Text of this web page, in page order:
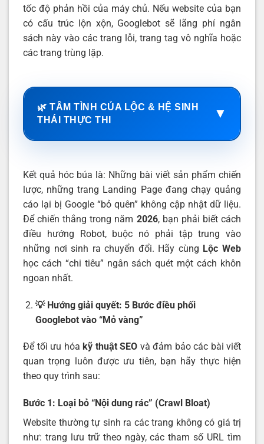
tốc độ phản hồi của máy chủ. Nếu website của bạn
có cấu trúc lộn xộn, Googlebot sẽ lãng phí ngân
sách này vào các trang lỗi, trang tag vô nghĩa hoặc
các trang trùng lặp.
🌿 TÂM TÌNH CỦA LỘC & HỆ SINH
THÁI THỰC THI
▼
Kết quả hóc búa là: Những bài viết sản phẩm chiến
lược, những trang Landing Page đang chạy quảng
cáo lại bị Google “bỏ quên” không cập nhật dữ liệu.
Để chiến thắng trong năm 2026, bạn phải biết cách
điều hướng Robot, buộc nó phải tập trung vào
những nơi sinh ra chuyển đổi. Hãy cùng Lộc Web
học cách “chi tiêu” ngân sách quét một cách khôn
ngoan nhất.
💡 Hướng giải quyết: 5 Bước điều phối
Googlebot vào “Mỏ vàng”
Để tối ưu hóa kỹ thuật SEO và đảm bảo các bài viết
quan trọng luôn được ưu tiên, bạn hãy thực hiện
theo quy trình sau:
Bước 1: Loại bỏ “Nội dung rác” (Crawl Bloat)
Website thường tự sinh ra các trang không có giá trị
như: trang lưu trữ theo ngày, các tham số URL tìm